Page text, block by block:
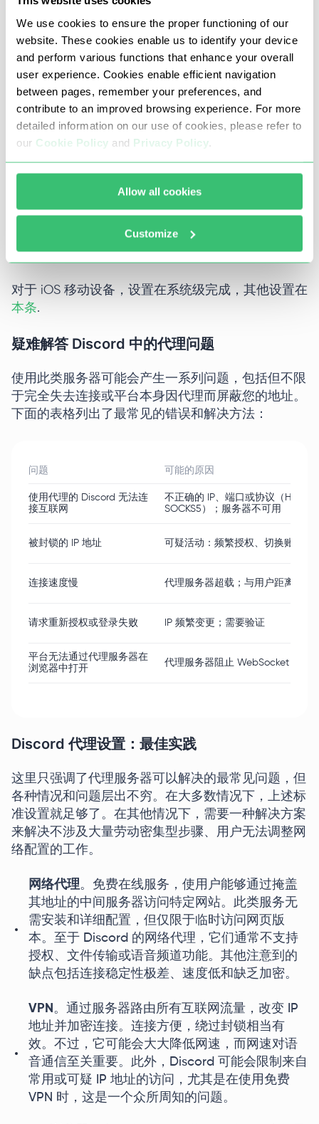
We use cookies to ensure the proper functioning of our
website. These cookies enable us to identify your device
and perform various functions that enhance your overall
user experience. Cookies enable efficient navigation
between pages, remember your preferences, and
contribute to an improved browsing experience. For more
detailed information on our use of cookies, please refer to
our Cookie Policy and Privacy Policy
Allow all cookies
Customize
要确认基于位置的 IP 地址已调整为为 Discord 设置
的代理地址，您可以使用工具 来自特定站点。代理
检查器用户还可以选择验证其功能是否正确。
手机上的 Discord 代理设置（安卓/iOS）
对于安卓设备，可以在 Wi-Fi 网络层面进行代理设
置。这样就可以通过配置的代理服务器传输包括平台
必须基于 IP 授权。查看整个指南中每种方法的说
明，选择最合适的选项。了解更多说明，请参阅
指南.
对于 iOS 移动设备，设置在系统级完成，其他设置在
本条.
疑难解答 Discord 中的代理问题
使用此类服务器可能会产生一系列问题，包括但不限
于完全失去连接或平台本身因代理而屏蔽您的地址。
下面的表格列出了最常见的错误和解决方法：
问题 可能的原因
使用代理的 Discord 无法连
接互联网
不正确的 IP、端口或协议（HTTP
SOCKS5）；服务器不可用
被封锁的 IP 地址 可疑活动：频繁授权、切换账户、
连接速度慢 代理服务器超载；与用户距离过远
请求重新授权或登录失败 IP 频繁变更；需要验证
平台无法通过代理服务器在
浏览器中打开
代理服务器阻止 WebSocket 连接
Discord 代理设置：最佳实践
这里只强调了代理服务器可以解决的最常见问题，但
各种情况和问题层出不穷。在大多数情况下，上述标
准设置就足够了。在其他情况下，需要一种解决方案
来解决不涉及大量劳动密集型步骤、用户无法调整网
络配置的工作。
网络代理。免费在线服务，使用户能够通过掩盖
其地址的中间服务器访问特定网站。此类服务无
需安装和详细配置，但仅限于临时访问网页版
本。至于 Discord 的网络代理，它们通常不支持
授权、文件传输或语音频道功能。其他注意到的
缺点包括连接稳定性极差、速度低和缺乏加密。
VPN 。通过服务器路由所有互联网流量，改变 IP
地址并加密连接。连接方便，绕过封锁相当有
效。不过，它可能会大大降低网速，而网速对语
音通信至关重要。此外，Discord 可能会限制来自
常用或可疑 IP 地址的访问，尤其是在使用免费
VPN 时，这是一个众所周知的问题。